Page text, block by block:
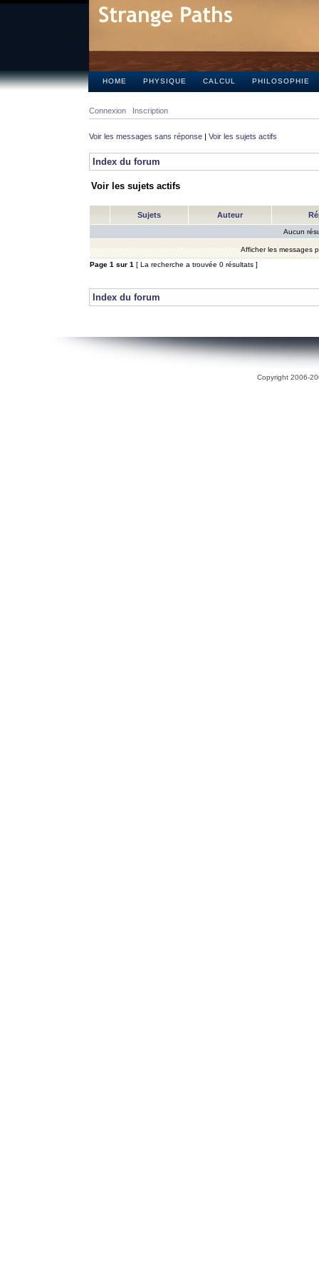
HOME PHYSIQUE CALCUL PHILOSOPHIE
Connexion Inscription
Voir les messages sans réponse | Voir les sujets actifs
Index du forum
Voir les sujets actifs
Sujets Auteur
Aucun
Afficher les messages
Page 1 sur 1 [ La recherche a trouvée 0 résultats ]
Index du forum
Copyright 2006-